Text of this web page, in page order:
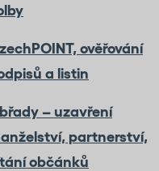
ověřování
a listin
– uzavření
partnerství,
občánků